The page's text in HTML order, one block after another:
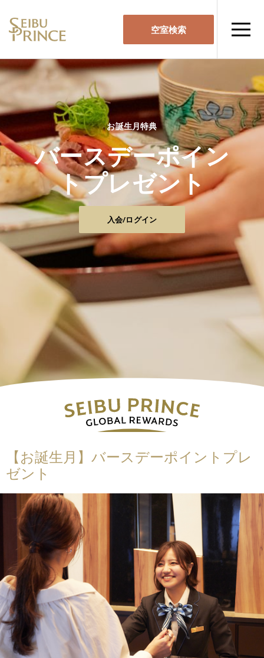
空室検索
お誕生月特典
バースデーポイン
トプレゼント
入会/ログイン
【お誕生月】バースデーポイントプレ
ゼント